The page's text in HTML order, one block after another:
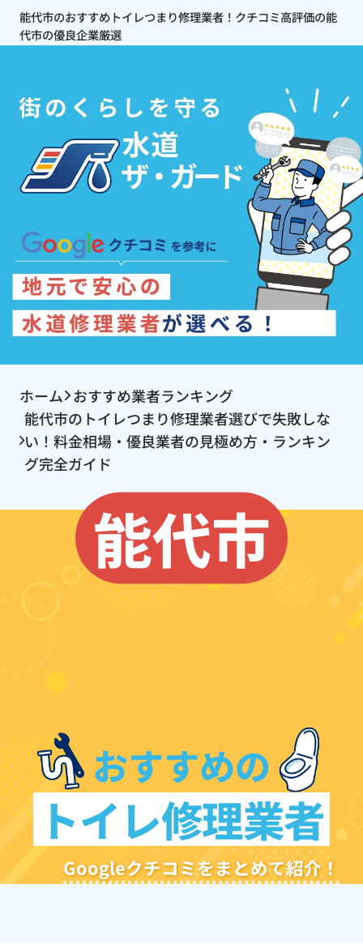
能代市のおすすめトイレつまり修理業者！クチコミ高評価の能
代市の優良企業厳選
ホーム おすすめ業者ランキング
能代市のトイレつまり修理業者選びで失敗しな
い！料金相場・優良業者の見極め方・ランキン
グ完全ガイド
能代市
おすすめの
トイレ修理業者
Googleクチコミをまとめて紹介！